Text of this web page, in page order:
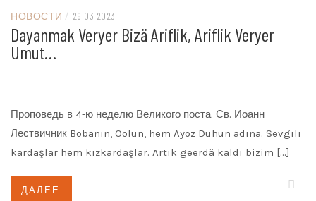
НОВОСТИ / 26.03.2023
Dayanmak Veryer Bizä Ariflik, Ariflik Veryer
Umut…
Проповедь в 4-ю неделю Великого поста. Св. Иоанн
Лествичник Bobanın, Oolun, hem Ayoz Duhun adına. Sevgili
kardaşlar hem kızkardaşlar. Artık geerdä kaldı bizim […]
ДАЛЕЕ